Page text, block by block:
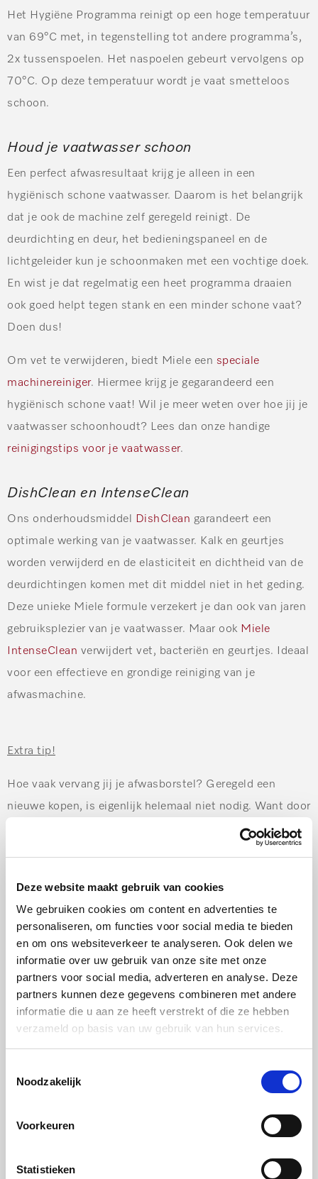
Deze website maakt gebruik van cookies
We gebruiken cookies om content en advertenties te
personaliseren, om functies voor social media te bieden
en om ons websiteverkeer te analyseren. Ook delen we
informatie over uw gebruik van onze site met onze
partners voor social media, adverteren en analyse. Deze
partners kunnen deze gegevens combineren met andere
informatie die u aan ze heeft verstrekt of die ze hebben
verzameld op basis van uw gebruik van hun services.
Noodzakelijk
Voorkeuren
Statistieken
Het Hygiëne Programma reinigt op een hoge temperatuur
van 69°C met, in tegenstelling tot andere programma’s,
2x tussenspoelen. Het naspoelen gebeurt vervolgens op
70°C. Op deze temperatuur wordt je vaat smetteloos
schoon.
Houd je vaatwasser schoon
Een perfect afwasresultaat krijg je alleen in een
hygiënisch schone vaatwasser. Daarom is het belangrijk
dat je ook de machine zelf geregeld reinigt. De
deurdichting en deur, het bedieningspaneel en de
lichtgeleider kun je schoonmaken met een vochtige doek.
En wist je dat regelmatig een heet programma draaien
ook goed helpt tegen stank en een minder schone vaat?
Doen dus!
Om vet te verwijderen, biedt Miele een speciale
machinereiniger. Hiermee krijg je gegarandeerd een
hygiënisch schone vaat! Wil je meer weten over hoe jij je
vaatwasser schoonhoudt? Lees dan onze handige
reinigingstips voor je vaatwasser.
DishClean en IntenseClean
Ons onderhoudsmiddel DishClean garandeert een
optimale werking van je vaatwasser. Kalk en geurtjes
worden verwijderd en de elasticiteit en dichtheid van de
deurdichtingen komen met dit middel niet in het geding.
Deze unieke Miele formule verzekert je dan ook van jaren
gebruiksplezier van je vaatwasser. Maar ook Miele
IntenseClean verwijdert vet, bacteriën en geurtjes. Ideaal
voor een effectieve en grondige reiniging van je
afwasmachine.
Extra tip!
Hoe vaak vervang jij je afwasborstel? Geregeld een
nieuwe kopen, is eigenlijk helemaal niet nodig. Want door
je afwasborstel een keer per week in de vaatwasser te
schoon! Die hoge temperatuur is nodig, want bij minder
dan 60°C gaan de bacteriën niet dood en blijft je
afwasborstel vies.
combi-stoomoven